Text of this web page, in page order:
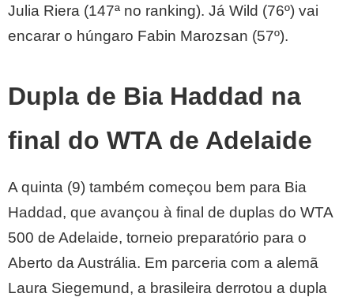
Julia Riera (147ª no ranking). Já Wild (76º) vai
encarar o húngaro Fabin Marozsan (57º).
Dupla de Bia Haddad na
final do WTA de Adelaide
A quinta (9) também começou bem para Bia
Haddad, que avançou à final de duplas do WTA
500 de Adelaide, torneio preparatório para o
Aberto da Austrália. Em parceria com a alemã
Laura Siegemund, a brasileira derrotou a dupla